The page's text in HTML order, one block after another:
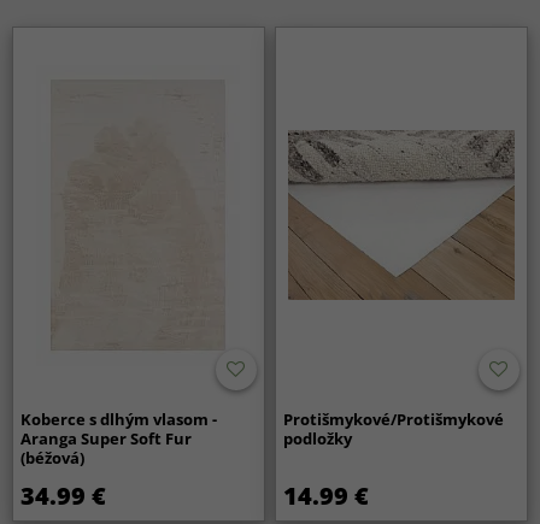
Koberce s dlhým vlasom -
Aranga Super Soft Fur
(béžová)
34.99 €
Protišmykové/Protišmykové
podložky
14.99 €